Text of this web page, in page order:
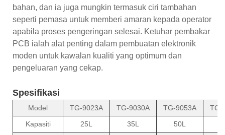
bahan, dan ia juga mungkin termasuk ciri tambahan
seperti pemasa untuk memberi amaran kepada operator
apabila proses pengeringan selesai. Ketuhar pembakar
PCB ialah alat penting dalam pembuatan elektronik
moden untuk kawalan kualiti yang optimum dan
pengeluaran yang cekap.
Spesifikasi
Model TG-9023A TG-9030A TG-9053A
TG-
Kapasiti
25L 35L 50L